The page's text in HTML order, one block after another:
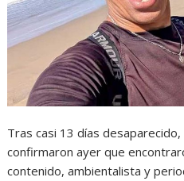
Tras casi 13 días
confirmaron ayer que
contenido, ambientalista y